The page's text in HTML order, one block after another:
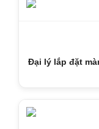
Đại lý lắp đặt